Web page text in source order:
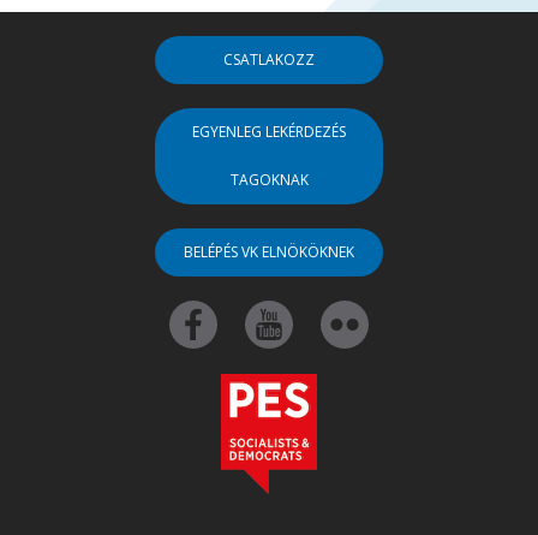
CSATLAKOZZ
EGYENLEG LEKÉRDEZÉS
TAGOKNAK
BELÉPÉS VK ELNÖKÖKNEK